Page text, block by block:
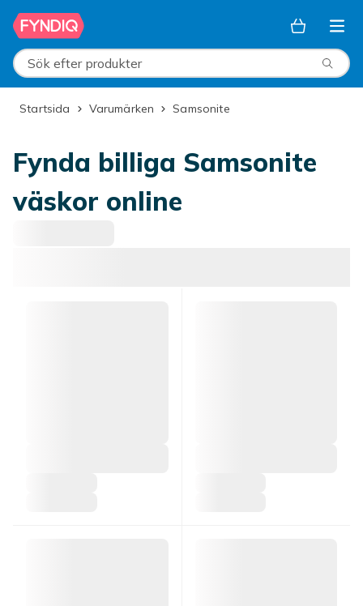
Hoppa till huvudinnehållet
Sök efter produkter
Startsida Varumärken Samsonite
Fynda billiga Samsonite
väskor online